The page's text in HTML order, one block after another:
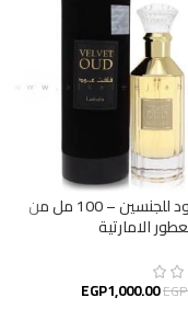
فلفت عود للجنسين – 100 مل من
الامارتية
EGP
EGP1,000.00